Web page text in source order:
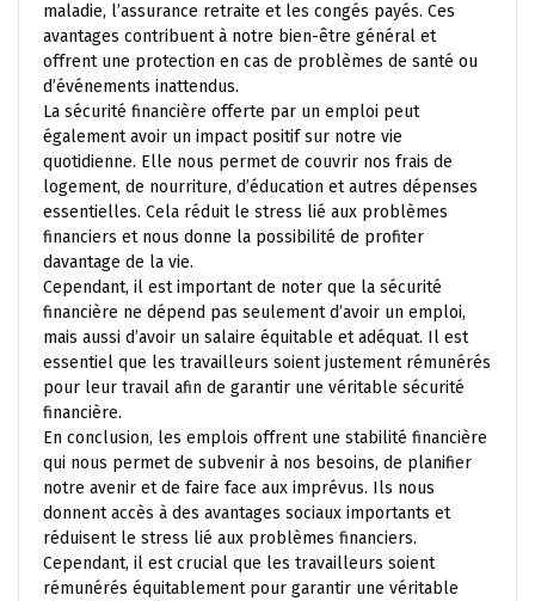
maladie, l’assurance retraite et les congés payés. Ces
avantages contribuent à notre bien-être général et
offrent une protection en cas de problèmes de santé ou
d’événements inattendus.
La sécurité financière offerte par un emploi peut
également avoir un impact positif sur notre vie
quotidienne. Elle nous permet de couvrir nos frais de
logement, de nourriture, d’éducation et autres dépenses
essentielles. Cela réduit le stress lié aux problèmes
financiers et nous donne la possibilité de profiter
davantage de la vie.
Cependant, il est important de noter que la sécurité
financière ne dépend pas seulement d’avoir un emploi,
mais aussi d’avoir un salaire équitable et adéquat. Il est
essentiel que les travailleurs soient justement rémunérés
pour leur travail afin de garantir une véritable sécurité
financière.
En conclusion, les emplois offrent une stabilité financière
qui nous permet de subvenir à nos besoins, de planifier
notre avenir et de faire face aux imprévus. Ils nous
donnent accès à des avantages sociaux importants et
réduisent le stress lié aux problèmes financiers.
Cependant, il est crucial que les travailleurs soient
rémunérés équitablement pour garantir une véritable